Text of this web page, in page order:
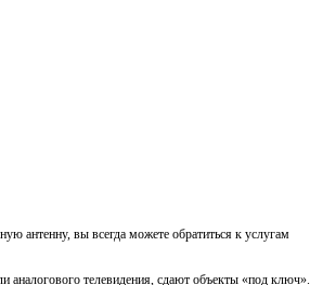
антенну, вы всегда можете обратиться к услугам
аналогового телевидения, сдают объекты «под ключ».